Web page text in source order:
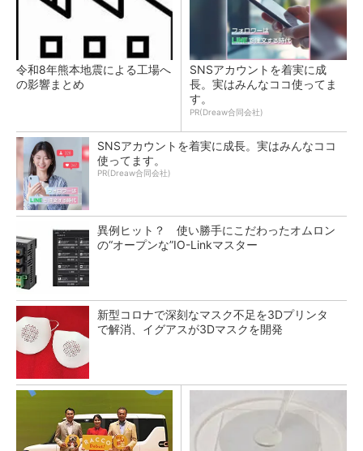
令和8年熊本地震による工場へ
の影響まとめ
SNSアカウントを着実に成
長。実はみんなココ使ってま
す。
PR(Dreaw合同会社)
SNSアカウントを着実に成長。実はみんなココ
使ってます。
PR(Dreaw合同会社)
異例ヒット？ 使い勝手にこだわったオムロン
の“オープンな”IO-Linkマスター
新型コロナで深刻なマスク不足を3Dプリンタ
で解消、イグアスが3Dマスクを開発